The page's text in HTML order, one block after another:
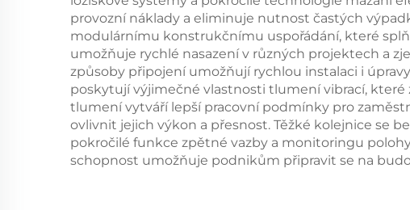
provozní náklady a eliminuje nutnost častých
modulárnímu konstrukčnímu uspořádání, které
umožňuje rychlé nasazení v různých projektech a
způsoby připojení umožňují rychlou instalaci i
poskytují výjimečné vlastnosti tlumení vibrací,
tlumení vytváří lepší pracovní podmínky pro
ovlivnit jejich výkon a přesnost. Těžké kolejnice se
pokročilé funkce zpětné vazby a monitoringu
schopnost umožňuje podnikům připravit se na